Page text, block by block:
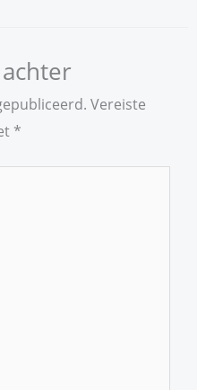
Vereiste
*